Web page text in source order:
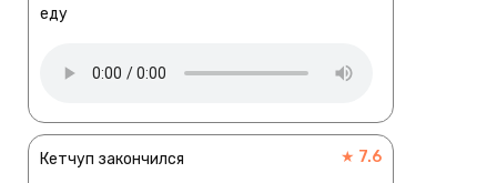
еду
Кетчуп закончился ★ 7.6